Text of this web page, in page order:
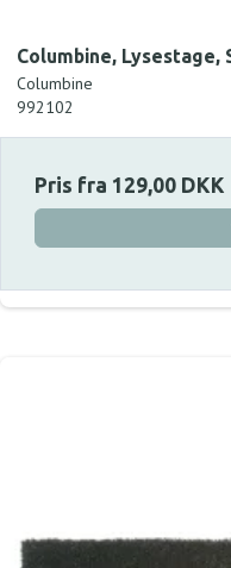
Columbine, Lysestage,
Columbine
992102
Pris fra 129,00 DKK